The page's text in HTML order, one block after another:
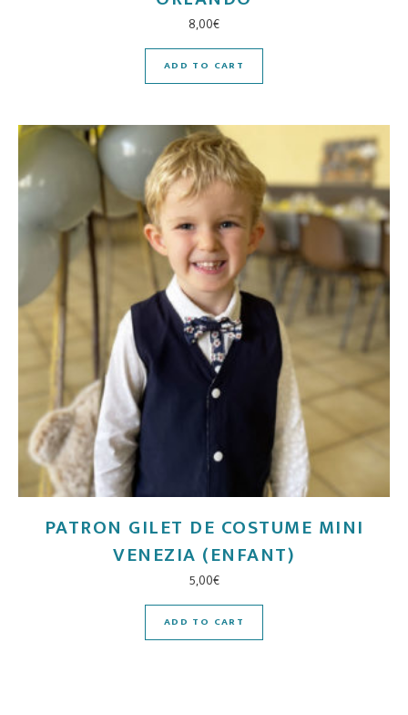
8,00€
ADD TO CART
PATRON GILET DE COSTUME MINI
VENEZIA (ENFANT)
5,00€
ADD TO CART